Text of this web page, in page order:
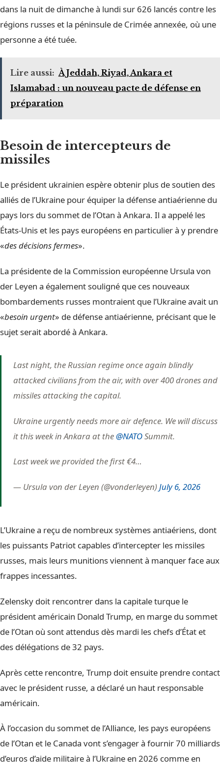
dans la nuit de dimanche à lundi sur 626 lancés contre les
régions russes et la péninsule de Crimée annexée, où une
personne a été tuée.
Lire aussi: À Jeddah, Riyad, Ankara et
Islamabad : un nouveau pacte de défense en
préparation
Besoin de intercepteurs de
missiles
Le président ukrainien espère obtenir plus de soutien des
alliés de l’Ukraine pour équiper la défense antiaérienne du
pays lors du sommet de l’Otan à Ankara. Il a appelé les
États-Unis et les pays européens en particulier à y prendre
«des décisions fermes».
La présidente de la Commission européenne Ursula von
der Leyen a également souligné que ces nouveaux
bombardements russes montraient que l’Ukraine avait un
«besoin urgent» de défense antiaérienne, précisant que le
sujet serait abordé à Ankara.
Last night, the Russian regime once again blindly
attacked civilians from the air, with over 400 drones and
missiles attacking the capital.
Ukraine urgently needs more air defence. We will discuss
it this week in Ankara at the @NATOSummit.
Last week we provided the first €4…
— Ursula von der Leyen (@vonderleyen)July 6, 2026
L’Ukraine a reçu de nombreux systèmes antiaériens, dont
les puissants Patriot capables d’intercepter les missiles
russes, mais leurs munitions viennent à manquer face aux
frappes incessantes.
Zelensky doit rencontrer dans la capitale turque le
président américain Donald Trump, en marge du sommet
de l’Otan où sont attendus dès mardi les chefs d’État et
des délégations de 32 pays.
Après cette rencontre, Trump doit ensuite prendre contact
avec le président russe, a déclaré un haut responsable
américain.
À l’occasion du sommet de l’Alliance, les pays européens
de l’Otan et le Canada vont s’engager à fournir 70 milliards
d’euros d’aide militaire à l’Ukraine en 2026 comme en